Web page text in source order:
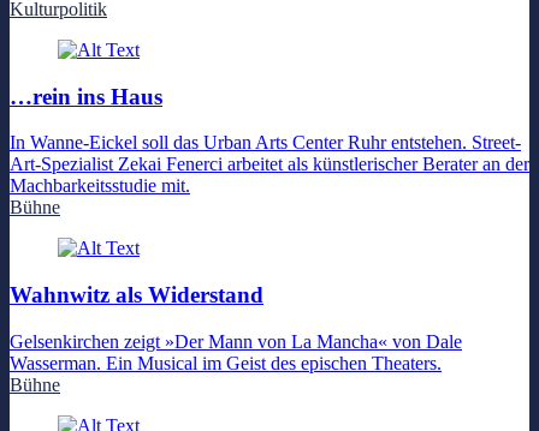
Kulturpolitik
…rein ins Haus
In Wanne-Eickel soll das Urban Arts Center Ruhr entstehen. Street-
Art-Spezialist Zekai Fenerci arbeitet als künstlerischer Berater an der
Machbarkeitsstudie mit.
Bühne
Wahnwitz als Widerstand
Gelsenkirchen zeigt »Der Mann von La Mancha« von Dale
Wasserman. Ein Musical im Geist des epischen Theaters.
Bühne